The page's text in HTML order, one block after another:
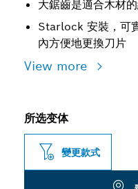
大鋸齒是適合木材
Starlock 安裝，可
內方便地更換刀片
View more
所选变体
變更款式